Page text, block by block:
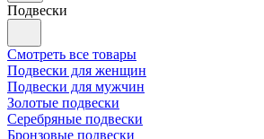
Подвески
Смотреть все товары
Подвески для женщин
Подвески для мужчин
Золотые подвески
Серебряные подвески
Бронзовые подвески